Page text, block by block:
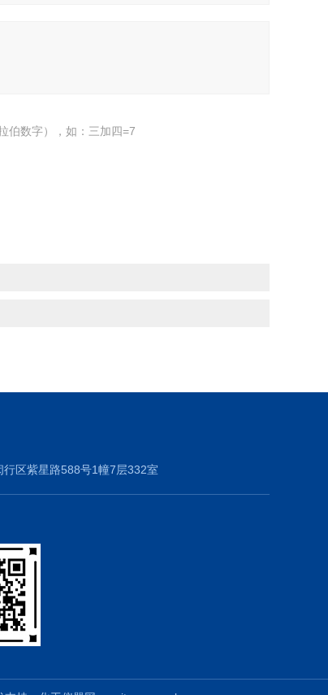
伯数字），如：三加四=7
行区紫星路588号1幢7层332室